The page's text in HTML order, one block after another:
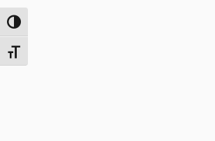
Toggle High Contrast
Toggle Font size